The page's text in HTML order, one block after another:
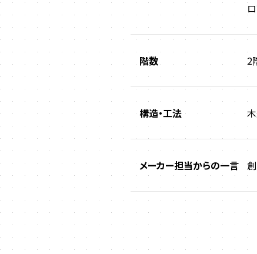
階数 2
構造・工法
メーカー担当からの一言